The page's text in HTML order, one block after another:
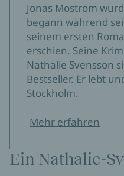
Jonas Moström
begann während
seinem ersten
erschien. Seine
Nathalie Svensson
Bestseller. Er lebt
Stockholm.
Mehr erfahren
Ein Nathalie-